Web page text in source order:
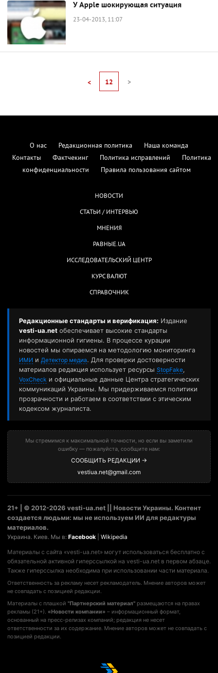
У Apple шокирующая ситуация
23-04-2013, 11:07
< 12 >
О нас Редакционная политика
Наша команда
Контакты
Фактчекинг Политика исправлений
Политика
конфиденциальности
Правила пользования сайтом
НОВОСТИ
СТАТЬИ / ИНТЕРВЬЮ
МНЕНИЯ
РАВНЫЕ.UA
ИССЛЕДОВАТЕЛЬСКИЙ ЦЕНТР
КУРС ВАЛЮТ
СПРАВОЧНИК
Редакционные стандарты и верификация: Издание
vesti-ua.net обеспечивает высокие стандарты
информационной гигиены. В процессе курации
новостей мы опираемся на методологию мониторинга
ИМИ и Детектор медиа. Для проверки достоверности
материалов редакция использует ресурсы StopFake,
VoxCheck и официальные данные Центра стратегических
коммуникаций Украины. Мы придерживаемся политики
прозрачности и работаем в соответствии с этическим
кодексом журналиста.
Мы стремимся к максимальной точности, но если вы заметили
ошибку — пожалуйста, сообщите нам:
СООБЩИТЬ РЕДАКЦИИ →
vestiua.net@gmail.com
21+ | © 2012-2026 vesti-ua.net || Новости Украины. Контент
создается людьми: мы не используем ИИ для редактуры
материалов.
Украина. Киев. Мы в: Facebook Wikipedia
Материалы с сайта «vesti-ua.net» могут использоваться бесплатно с
обязательной активной гиперссылкой на vesti-ua.net в первом абзаце.
Также гиперссылка необходима при использовании части материала.
Ответственность за рекламу несет рекламодатель. Мнение авторов может
не совпадать с позицией редакции.
Материалы с плашкой "Партнерский материал" размещаются на правах
рекламы (21+). «Новости компании» – информационный формат,
основанный на пресс-релизах компаний; редакция не несет
ответственности за их содержание. Мнение авторов может не совпадать с
позицией редакции.